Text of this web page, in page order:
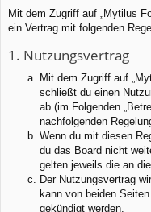
Mit dem Zugriff auf „Mytilus
ein Vertrag mit folgenden
1. Nutzungsvertrag
Mit dem Zugriff auf
schließt du einen
ab (im Folgenden
nachfolgenden
Wenn du mit diesen
du das Board nicht
gelten jeweils die an
Der Nutzungsvertrag
kann von beiden
gekündigt werden.